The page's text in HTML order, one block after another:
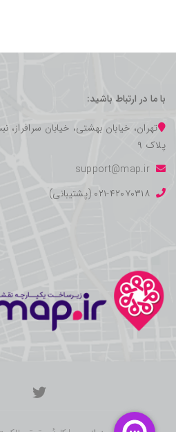
با ما در ارتباط باشید:
تهران، خیابان بهشتی، خیابان
پلاک ۹